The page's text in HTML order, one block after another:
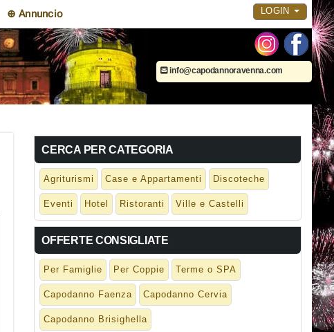
⊕ Annuncio LOGIN
info@capodannoravenna.com
CERCA PER CATEGORIA
Agriturismi Case e Appartamenti Discoteche
Eventi Hotel Ristoranti Ville e Castelli
OFFERTE CONSIGLIATE
Per Famiglie Per Coppie Terme o SPA
Capodanno Faenza Capodanno Cervia
Capodanno Brisighella